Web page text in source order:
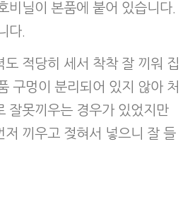
비닐이 본품에 붙어 있습니다.
다.
도 적당히 세서 착착 잘 끼워 집
구멍이 분리되어 있지 않아 처
잘못끼우는 경우가 있었지만
저 끼우고 젖혀서 넣으니 잘 들